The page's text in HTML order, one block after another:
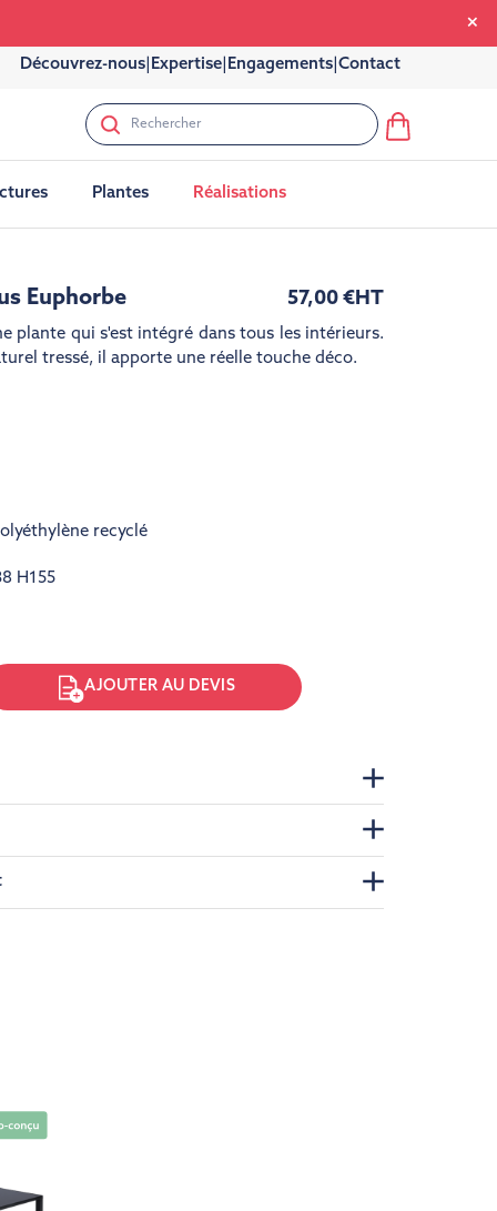
Découvrez-nous| Expertise| Engagements| Contact
Plantes Réalisations
Euphorbe 57,00 €HT
plante qui s'est intégré dans tous les intérieurs.
tressé, il apporte une réelle touche déco.
recyclé
H155
AJOUTER AU DEVIS